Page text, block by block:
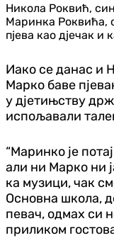
Никола Роквић,
Маринка Роквића,
пјева као дјечак и
Иако се данас и
Марко баве
у дјетињству
испољавали
“Маринко је
али ни Марко ни
ка музици, чак
Основна школа,
певач, одмах си
приликом